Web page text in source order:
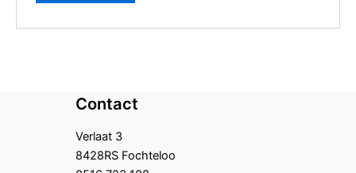
Contact
Verlaat 3
8428RS Fochteloo